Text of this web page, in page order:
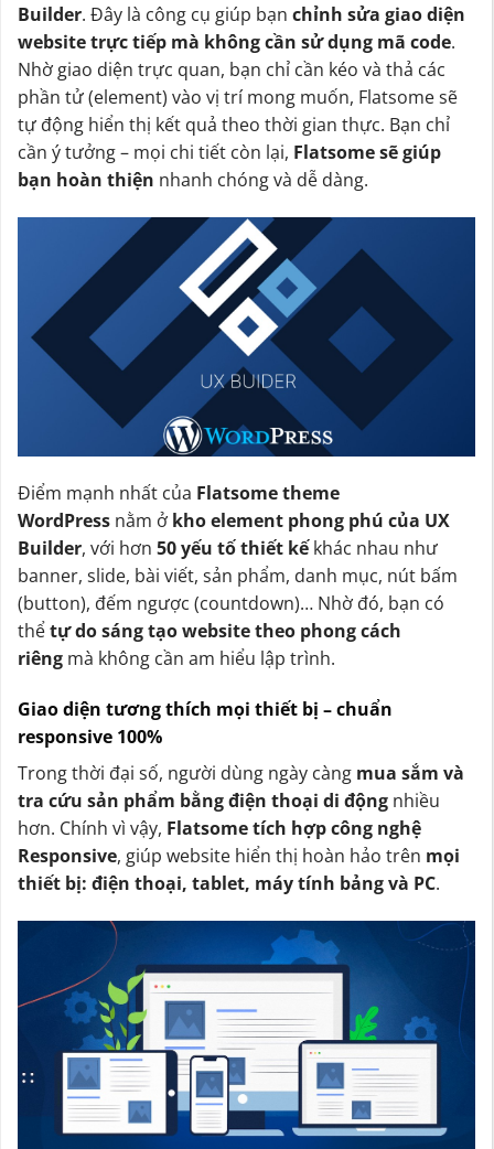
Builder. Đây là công cụ giúp bạn chỉnh sửa giao diện
website trực tiếp mà không cần sử dụng mã code.
Nhờ giao diện trực quan, bạn chỉ cần kéo và thả các
phần tử (element) vào vị trí mong muốn, Flatsome sẽ
tự động hiển thị kết quả theo thời gian thực. Bạn chỉ
cần ý tưởng – mọi chi tiết còn lại, Flatsome sẽ giúp
bạn hoàn thiện nhanh chóng và dễ dàng.
Điểm mạnh nhất của Flatsome theme
WordPress nằm ở kho element phong phú của UX
Builder, với hơn 50 yếu tố thiết kếkhác nhau như
banner, slide, bài viết, sản phẩm, danh mục, nút bấm
(button), đếm ngược (countdown)… Nhờ đó, bạn có
thểtự do sáng tạo website theo phong cách
riêng mà không cần am hiểu lập trình.
Giao diện tương thích mọi thiết bị – chuẩn
responsive 100%
Trong thời đại số, người dùng ngày càng mua sắm và
tra cứu sản phẩm bằng điện thoại di động nhiều
hơn. Chính vì vậy, Flatsome tích hợp công nghệ
Responsive, giúp website hiển thị hoàn hảo trên mọi
thiết bị: điện thoại, tablet, máy tính bảng và PC.